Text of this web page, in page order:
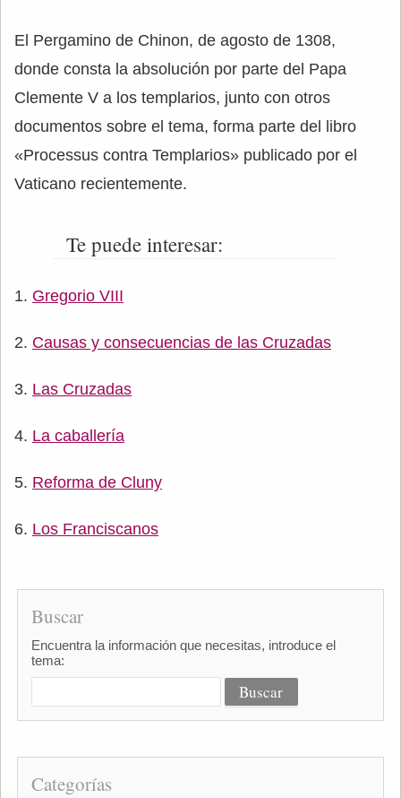
El Pergamino de Chinon, de agosto de 1308,
donde consta la absolución por parte del Papa
Clemente V a los templarios, junto con otros
documentos sobre el tema, forma parte del libro
«Processus contra Templarios» publicado por el
Vaticano recientemente.
Te puede interesar:
Gregorio VIII
Causas y consecuencias de las Cruzadas
Las Cruzadas
La caballería
Reforma de Cluny
Los Franciscanos
Buscar
Encuentra la información que necesitas, introduce el
tema:
Categorías